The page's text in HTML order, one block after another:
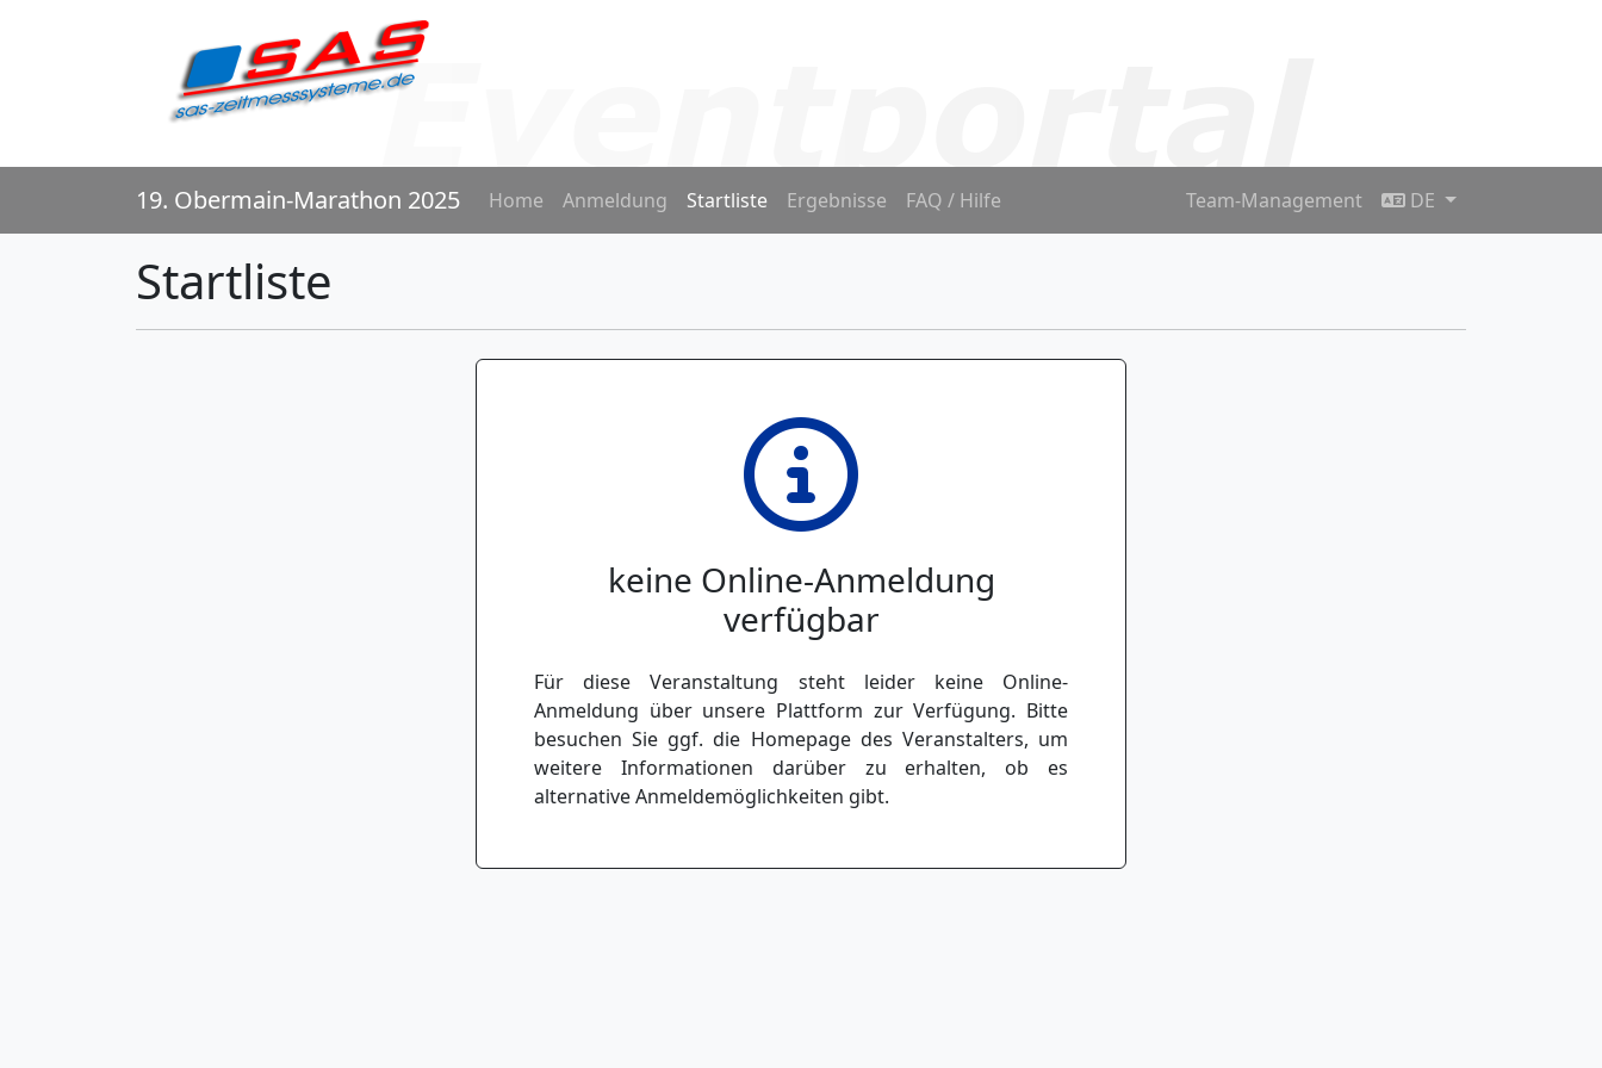
19. Obermain-Marathon 2025 Home Anmeldung Startliste Ergebnisse FAQ / Hilfe Team-Management DE
Startliste
keine Online-Anmeldung
verfügbar
Für diese Veranstaltung steht leider keine Online-
Anmeldung über unsere Plattform zur Verfügung. Bitte
besuchen Sie ggf. die Homepage des Veranstalters, um
weitere Informationen darüber zu erhalten, ob es
alternative Anmeldemöglichkeiten gibt.